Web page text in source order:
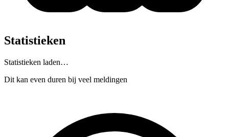
Statistieken
Statistieken laden…
Dit kan even duren bij veel meldingen